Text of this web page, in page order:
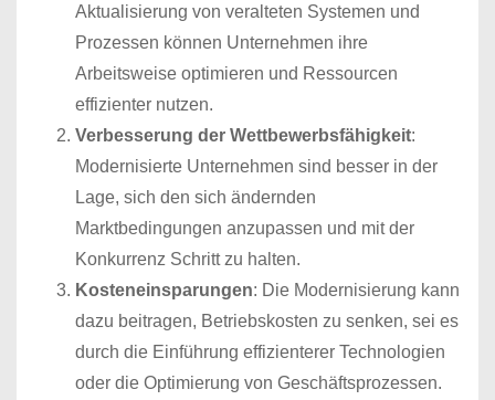
Aktualisierung von veralteten Systemen und
Prozessen können Unternehmen ihre
Arbeitsweise optimieren und Ressourcen
effizienter nutzen.
Verbesserung der Wettbewerbsfähigkeit:
Modernisierte Unternehmen sind besser in der
Lage, sich den sich ändernden
Marktbedingungen anzupassen und mit der
Konkurrenz Schritt zu halten.
Kosteneinsparungen: Die Modernisierung kann
dazu beitragen, Betriebskosten zu senken, sei es
durch die Einführung effizienterer Technologien
oder die Optimierung von Geschäftsprozessen.